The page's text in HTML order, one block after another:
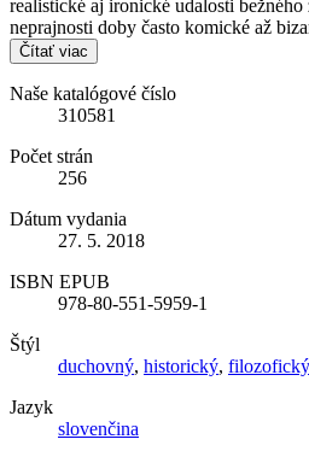
realistické aj ironické udalosti
neprajnosti doby často komické až
Čítať viac
Naše katalógové číslo
310581
Počet strán
256
Dátum vydania
27. 5. 2018
ISBN EPUB
978-80-551-5959-1
Štýl
duchovný, historický, filozofický
Jazyk
slovenčina